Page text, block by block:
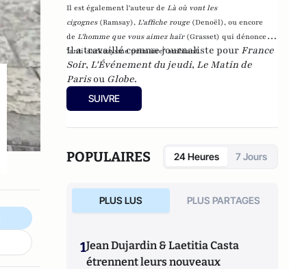
Il est également l'auteur deLà où vont les
cigognes (Ramsay),L'affiche rouge (Denoël), ou encore
deL'homme que vous aimez haïr (Grasset) qui dénonce l'
"anti-sarkozysme primaire" ambiant.
Il a travaillé comme journaliste pour France
Soir, L'Événement du jeudi, Le Matin de
Parisou Globe.
SUIVRE
POPULAIRES 24 Heures 7 Jours
PLUS LUS PLUS PARTAGES
1Jean Dujardin & Laetitia Casta
étrennent leurs nouveaux